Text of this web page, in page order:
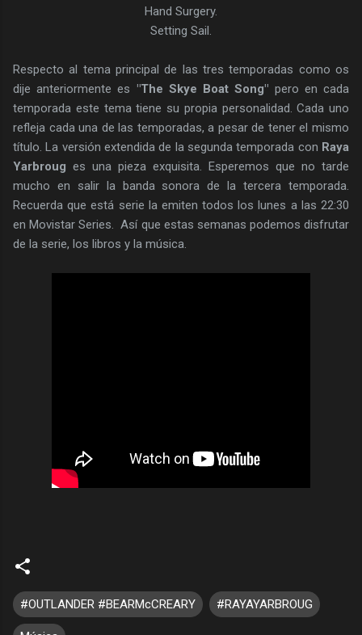
Hand Surgery.
Setting Sail.
Respecto al tema principal de las tres temporadas como os
dije anteriormente es "The Skye Boat Song" pero en cada
temporada este tema tiene su propia personalidad. Cada uno
refleja cada una de las temporadas, a pesar de tener el mismo
título. La versión extendida de la segunda temporada con Raya
Yarbroug es una pieza exquisita. Esperemos que no tarde
mucho en salir la banda sonora de la tercera temporada.
Recuerda que está serie la emiten todos los lunes a las 22:30
en Movistar Series. Así que estas semanas podemos disfrutar
de la serie, los libros y la música.
#OUTLANDER #BEARMcCREARY #RAYAYARBROUG